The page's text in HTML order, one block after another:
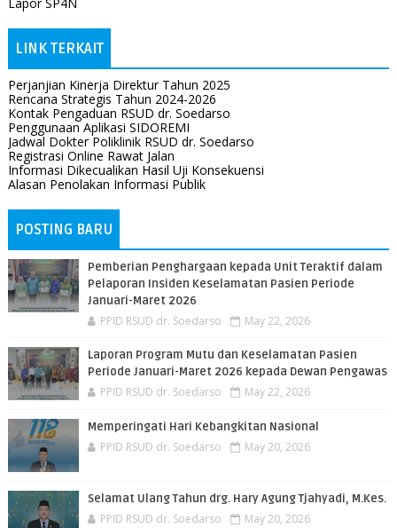
LINK TERKAIT
Perjanjian Kinerja Direktur Tahun 2025
Rencana Strategis Tahun 2024-2026
Kontak Pengaduan RSUD dr. Soedarso
Penggunaan Aplikasi SIDOREMI
Jadwal Dokter Poliklinik RSUD dr. Soedarso
Registrasi Online Rawat Jalan
Informasi Dikecualikan Hasil Uji Konsekuensi
Alasan Penolakan Informasi Publik
POSTING BARU
Pemberian Penghargaan kepada Unit Teraktif dalam
Pelaporan Insiden Keselamatan Pasien Periode
Januari-Maret 2026
PPID RSUD dr. Soedarso May 22, 2026
Laporan Program Mutu dan Keselamatan Pasien
Periode Januari-Maret 2026 kepada Dewan Pengawas
PPID RSUD dr. Soedarso May 22, 2026
Memperingati Hari Kebangkitan Nasional
PPID RSUD dr. Soedarso May 20, 2026
Selamat Ulang Tahun drg. Hary Agung Tjahyadi, M.Kes.
PPID RSUD dr. Soedarso May 20, 2026